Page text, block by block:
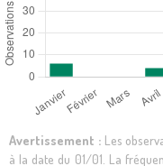
Avertissement :Les
à la date du 01/01. La